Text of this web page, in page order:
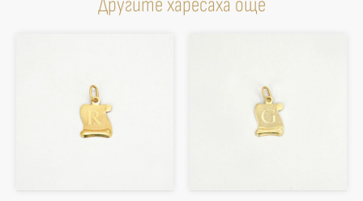
Другите харесаха още